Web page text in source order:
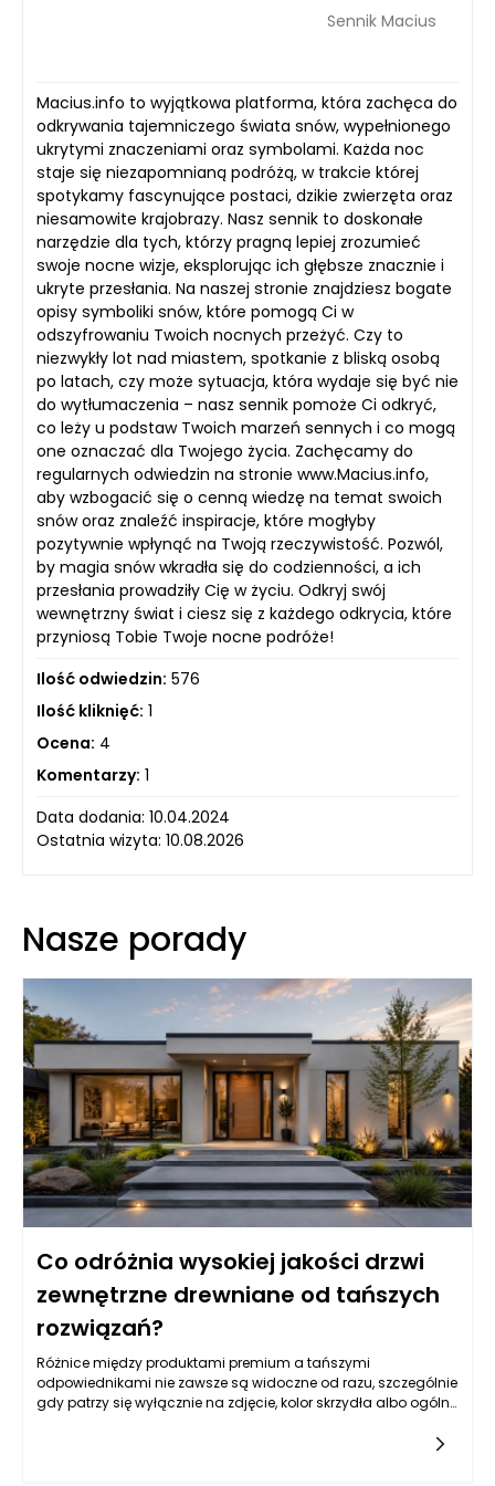
Sennik Macius
Macius.info to wyjątkowa platforma, która zachęca do
odkrywania tajemniczego świata snów, wypełnionego
ukrytymi znaczeniami oraz symbolami. Każda noc
staje się niezapomnianą podróżą, w trakcie której
spotykamy fascynujące postaci, dzikie zwierzęta oraz
niesamowite krajobrazy. Nasz sennik to doskonałe
narzędzie dla tych, którzy pragną lepiej zrozumieć
swoje nocne wizje, eksplorując ich głębsze znacznie i
ukryte przesłania. Na naszej stronie znajdziesz bogate
opisy symboliki snów, które pomogą Ci w
odszyfrowaniu Twoich nocnych przeżyć. Czy to
niezwykły lot nad miastem, spotkanie z bliską osobą
po latach, czy może sytuacja, która wydaje się być nie
do wytłumaczenia – nasz sennik pomoże Ci odkryć,
co leży u podstaw Twoich marzeń sennych i co mogą
one oznaczać dla Twojego życia. Zachęcamy do
regularnych odwiedzin na stronie www.Macius.info,
aby wzbogacić się o cenną wiedzę na temat swoich
snów oraz znaleźć inspiracje, które mogłyby
pozytywnie wpłynąć na Twoją rzeczywistość. Pozwól,
by magia snów wkradła się do codzienności, a ich
przesłania prowadziły Cię w życiu. Odkryj swój
wewnętrzny świat i ciesz się z każdego odkrycia, które
przyniosą Tobie Twoje nocne podróże!
Ilość odwiedzin: 576
Ilość kliknięć: 1
Ocena: 4
Komentarzy: 1
Data dodania: 10.04.2024
Ostatnia wizyta: 10.08.2026
Nasze porady
Co odróżnia wysokiej jakości drzwi
zewnętrzne drewniane od tańszych
rozwiązań?
Różnice między produktami premium a tańszymi
odpowiednikami nie zawsze są widoczne od razu, szczególnie
gdy patrzy się wyłącznie na zdjęcie, kolor skrzydła albo ogólny